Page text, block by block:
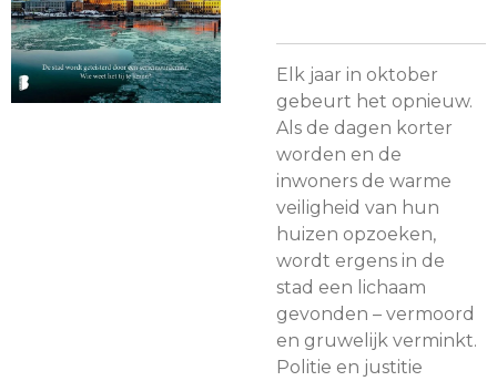
Elk jaar in oktober
gebeurt het opnieuw.
Als de dagen korter
worden en de
inwoners de warme
veiligheid van hun
huizen opzoeken,
wordt ergens in de
stad een lichaam
gevonden – vermoord
en gruwelijk verminkt.
Politie en justitie